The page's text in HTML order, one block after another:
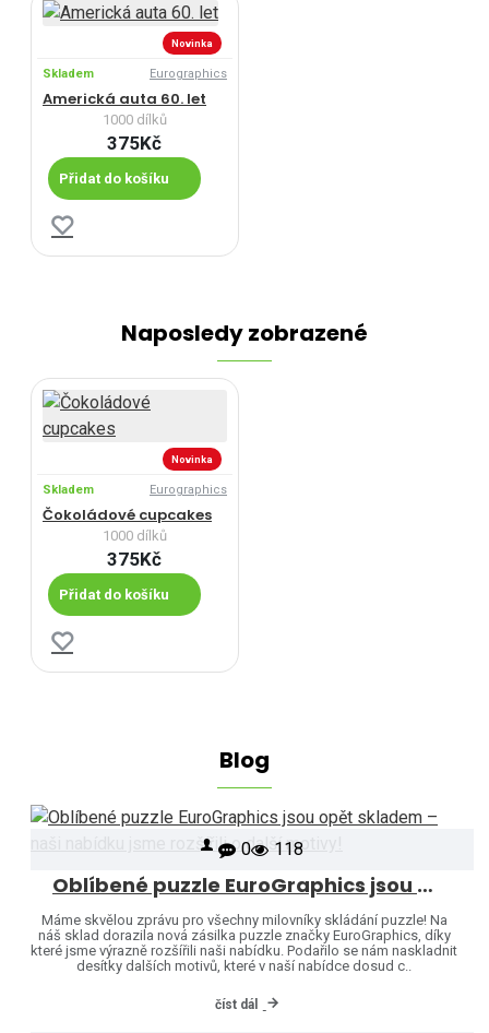
Novinka
Skladem Eurographics
Americká auta 60. let
1000 dílků
375Kč
Přidat do košíku
Naposledy zobrazené
Novinka
Skladem Eurographics
Čokoládové cupcakes
1000 dílků
375Kč
Přidat do košíku
Blog
0 118
Oblíbené puzzle EuroGraphics jsou opět skladem – naši nabídku jsme rozšířili o další motivy!
Máme skvělou zprávu pro všechny milovníky skládání puzzle! Na
náš sklad dorazila nová zásilka puzzle značky EuroGraphics, díky
které jsme výrazně rozšířili naši nabídku. Podařilo se nám naskladnit
desítky dalších motivů, které v naší nabídce dosud c..
číst dál